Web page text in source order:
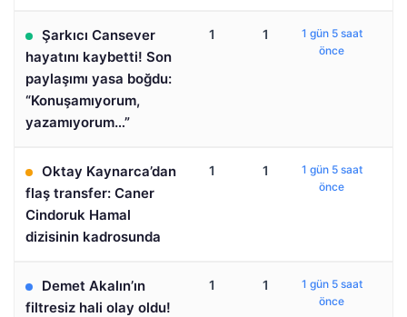
Şarkıcı Cansever
hayatını kaybetti! Son
paylaşımı yasa boğdu:
“Konuşamıyorum,
yazamıyorum…”
1 1
1 gün 5 saat
önce
Oktay Kaynarca’dan
flaş transfer: Caner
Cindoruk Hamal
dizisinin kadrosunda
1 1
1 gün 5 saat
önce
Demet Akalın’ın
filtresiz hali olay oldu!
1 1
1 gün 5 saat
önce